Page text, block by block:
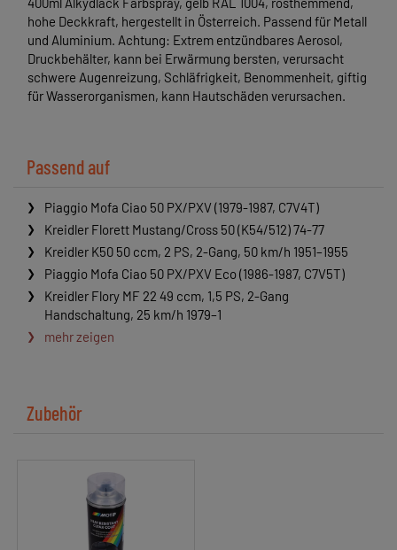
hohe Deckkraft, hergestellt in Österreich. Passend für Metall
und Aluminium. Achtung: Extrem entzündbares Aerosol,
Druckbehälter, kann bei Erwärmung bersten, verursacht
schwere Augenreizung, Schläfrigkeit, Benommenheit, giftig
für Wasserorganismen, kann Hautschäden verursachen.
Passend auf
Piaggio Mofa Ciao 50 PX/PXV (1979-1987, C7V4T)
Kreidler Florett Mustang/Cross 50 (K54/512) 74-77
Kreidler K50 50 ccm, 2 PS, 2-Gang, 50 km/h 1951–1955
Piaggio Mofa Ciao 50 PX/PXV Eco (1986-1987, C7V5T)
Kreidler Flory MF 22 49 ccm, 1,5 PS, 2-Gang
Handschaltung, 25 km/h 1979–1
mehr zeigen
Zubehör